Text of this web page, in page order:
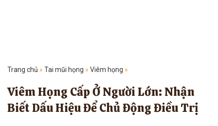
Trang chủ » Tai mũi họng » Viêm họng »
Viêm Họng Cấp Ở Người Lớn: Nhận
Biết Dấu Hiệu Để Chủ Động Điều Trị